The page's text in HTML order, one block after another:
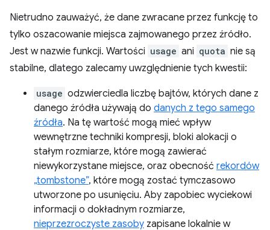
Nietrudno zauważyć, że dane zwracane przez funkcję to
tylko oszacowanie miejsca zajmowanego przez źródło.
Jest w nazwie funkcji. Wartości usage ani quota nie są
stabilne, dlatego zalecamy uwzględnienie tych kwestii:
usage odzwierciedla liczbę bajtów, których dane z
danego źródła używają do danych z tego samego
źródła. Na tę wartość mogą mieć wpływ
wewnętrzne techniki kompresji, bloki alokacji o
stałym rozmiarze, które mogą zawierać
niewykorzystane miejsce, oraz obecność rekordów
„tombstone”, które mogą zostać tymczasowo
utworzone po usunięciu. Aby zapobiec wyciekowi
informacji o dokładnym rozmiarze,
nieprzezroczyste zasoby zapisane lokalnie w